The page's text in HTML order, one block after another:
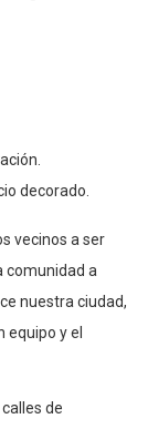
decorado.
vecinos a ser
comunidad a
nuestra ciudad,
y el
de